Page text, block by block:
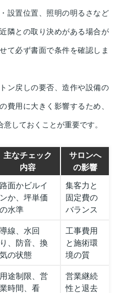
設置位置、照明の明るさなど
隣との取り決めがある場合が
て必ず書面で条件を確認しま
ン戻しの要否、造作や設備の
費用に大きく影響するため、
しておくことが重要です。
主なチェック
内容
サロンへ
の影響
路面かビルイ
ンか、坪単価
の水準
集客力と
固定費の
バランス
導線、水回
り、防音、換
気の状態
工事費用
と施術環
境の質
用途制限、営
業時間、看
営業継続
性と退去